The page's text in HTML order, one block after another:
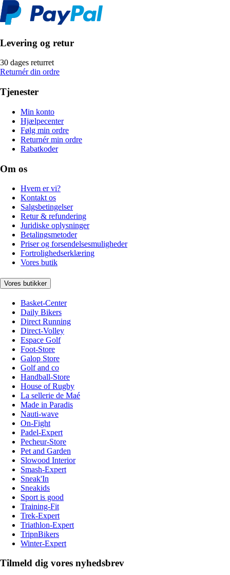
Levering og retur
30 dages returret
Returnér din ordre
Tjenester
Min konto
Hjælpecenter
Følg min ordre
Returnér min ordre
Rabatkoder
Om os
Hvem er vi?
Kontakt os
Salgsbetingelser
Retur & refundering
Juridiske oplysninger
Betalingsmetoder
Priser og forsendelsesmuligheder
Fortrolighedserklæring
Vores butik
Vores butikker
Basket-Center
Daily Bikers
Direct Running
Direct-Volley
Espace Golf
Foot-Store
Galop Store
Golf and co
Handball-Store
House of Rugby
La sellerie de Maé
Made in Paradis
Nauti-wave
On-Fight
Padel-Expert
Pecheur-Store
Pet and Garden
Slowood Interior
Smash-Expert
Sneak'In
Sneakids
Sport is good
Training-Fit
Trek-Expert
Triathlon-Expert
TripnBikers
Winter-Expert
Tilmeld dig vores nyhedsbrev